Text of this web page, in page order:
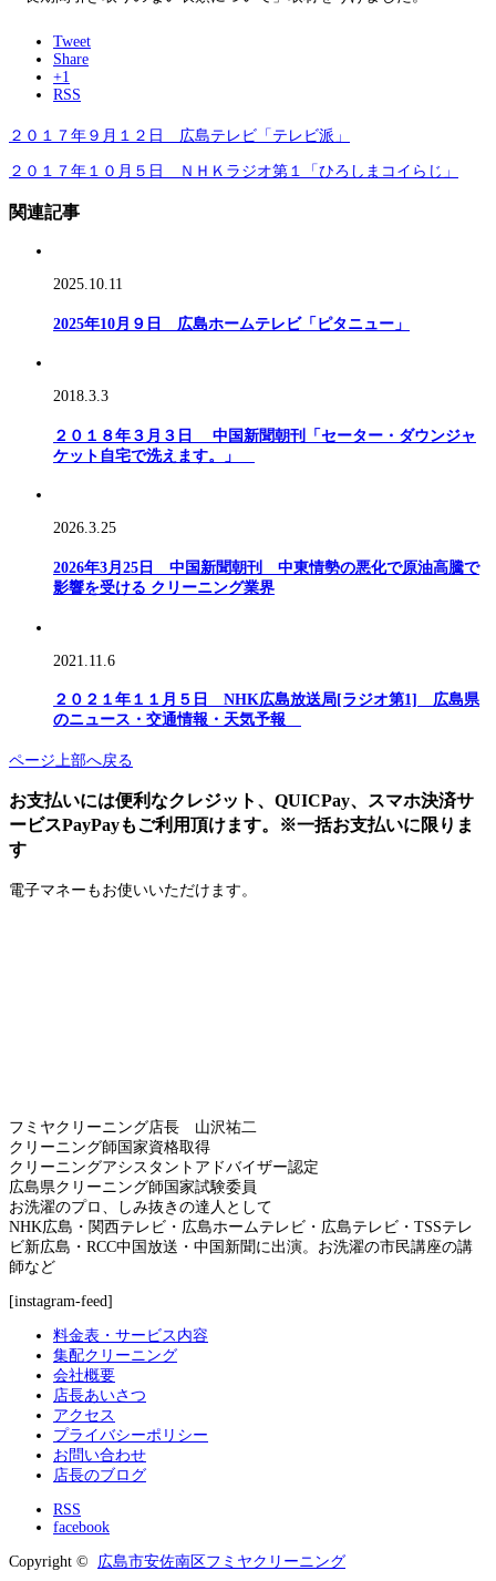
Tweet
Share
+1
RSS
２０１７年９月１２日 広島テレビ「テレビ派」
２０１７年１０月５日 ＮＨＫラジオ第１「ひろしまコイらじ」
関連記事
2025.10.11
2025年10月９日 広島ホームテレビ「ピタニュー」
2018.3.3
２０１８年３月３日 中国新聞朝刊「セーター・ダウンジャ
ケット自宅で洗えます。」
2026.3.25
2026年3月25日 中国新聞朝刊 中東情勢の悪化で原油高騰で
影響を受ける クリーニング業界
2021.11.6
２０２１年１１月５日 NHK広島放送局[ラジオ第1] 広島県
のニュース・交通情報・天気予報
ページ上部へ戻る
お支払いには便利なクレジット、QUICPay、スマホ決済サ
ービスPayPayもご利用頂けます。※一括お支払いに限りま
す
電子マネーもお使いいただけます。
フミヤクリーニング店長 山沢祐二
クリーニング師国家資格取得
クリーニングアシスタントアドバイザー認定
広島県クリーニング師国家試験委員
お洗濯のプロ、しみ抜きの達人として
NHK広島・関西テレビ・広島ホームテレビ・広島テレビ・TSSテレ
ビ新広島・RCC中国放送・中国新聞に出演。お洗濯の市民講座の講
師など
[instagram-feed]
料金表・サービス内容
集配クリーニング
会社概要
店長あいさつ
アクセス
プライバシーポリシー
お問い合わせ
店長のブログ
RSS
facebook
Copyright © 広島市安佐南区フミヤクリーニング